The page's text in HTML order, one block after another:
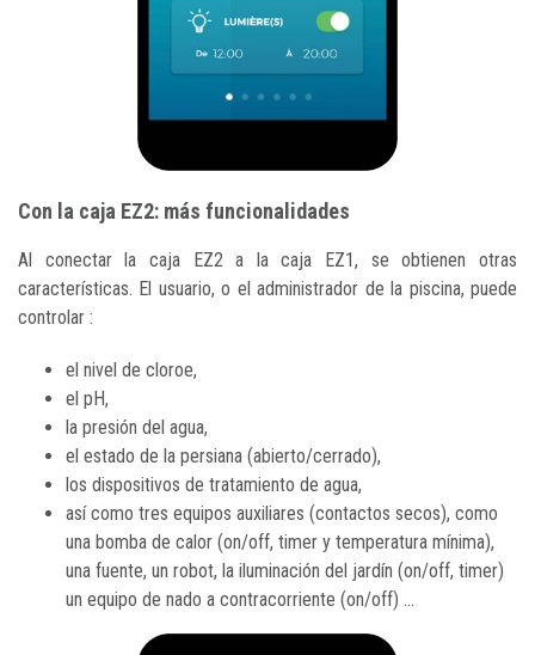
Con la caja EZ2: más funcionalidades
Al conectar la caja EZ2 a la caja EZ1, se obtienen otras
características. El usuario, o el administrador de la piscina, puede
controlar :
el nivel de cloroe,
el pH,
la presión del agua,
el estado de la persiana (abierto/cerrado),
los dispositivos de tratamiento de agua,
así como tres equipos auxiliares (contactos secos), como
una bomba de calor (on/off, timer y temperatura mínima),
una fuente, un robot, la iluminación del jardín (on/off, timer)
un equipo de nado a contracorriente (on/off) ...